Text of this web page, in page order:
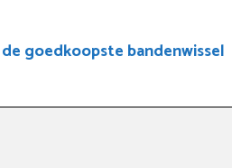
goedkoopste bandenwissel